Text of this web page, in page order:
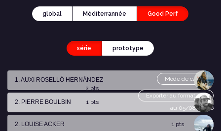
global Méditerrannée Good Perf
série prototype
Mode de calcul
Exporter au format csv
au 05/08/2026
1. AUXI ROSELLÓ HERNÁNDEZ
2 pts
2. PIERRE BOULBIN
1 pts
2. LOUISE ACKER 1 pts